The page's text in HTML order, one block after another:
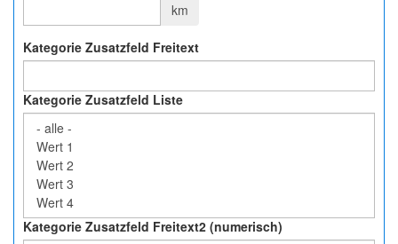
km
Kategorie Zusatzfeld Freitext
Kategorie Zusatzfeld Liste
Kategorie Zusatzfeld Freitext2 (numerisch)